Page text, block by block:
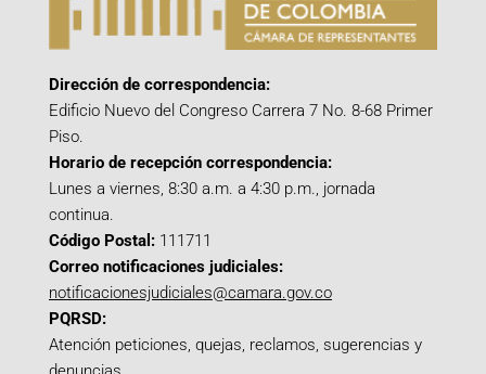
Dirección de correspondencia:
Edificio Nuevo del Congreso Carrera 7 No. 8-68 Primer
Piso.
Horario de recepción correspondencia:
Lunes a viernes, 8:30 a.m. a 4:30 p.m., jornada
continua.
Código Postal: 111711
Correo notificaciones judiciales:
notificacionesjudiciales@camara.gov.co
PQRSD:
Atención peticiones, quejas, reclamos, sugerencias y